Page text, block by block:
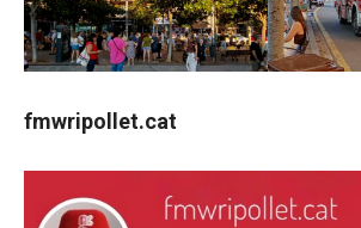
fmwripollet.cat